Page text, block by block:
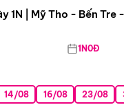
1N | Mỹ Tho - Bến Tre
1N0Đ
14/08 16/08 23/08